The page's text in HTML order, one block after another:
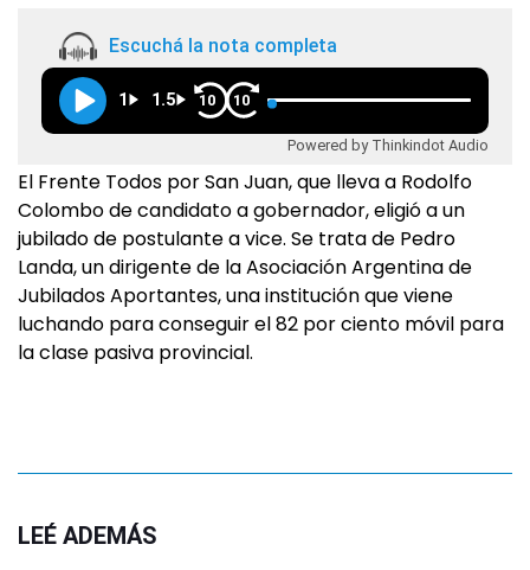
Escuchá la nota completa
1 1.5 10 10
Powered by Thinkindot Audio
El Frente Todos por San Juan, que lleva a Rodolfo
Colombo de candidato a gobernador, eligió a un
jubilado de postulante a vice. Se trata de Pedro
Landa, un dirigente de la Asociación Argentina de
Jubilados Aportantes, una institución que viene
luchando para conseguir el 82 por ciento móvil para
la clase pasiva provincial.
LEÉ ADEMÁS